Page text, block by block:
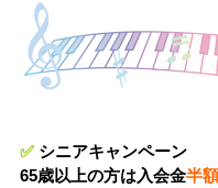
✅ シニアキャンペーン
65歳以上の方は入会金半額